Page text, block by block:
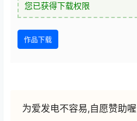
您已获得下载权限
作品下载
为爱发电不容易,自愿赞助喔